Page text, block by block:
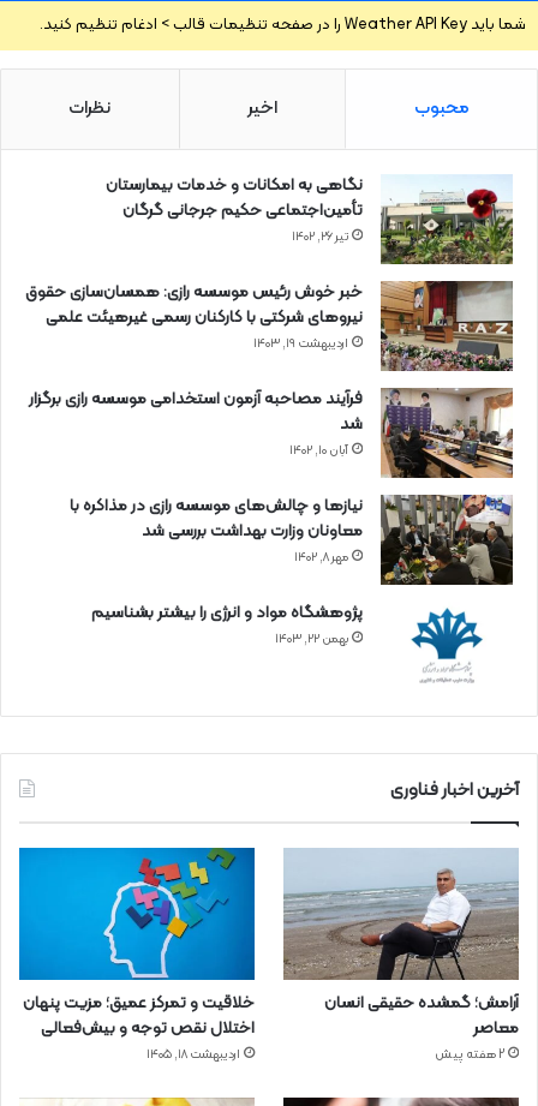
شما باید Weather API Key را در صفحه تنظیمات قالب > ادغام تنظیم کنید.
محبوب اخیر نظرات
نگاهی به امکانات و خدمات بیمارستان
تأمین‌اجتماعی حکیم جرجانی گرگان
تیر ۲۶, ۱۴۰۲
خبر خوش رئیس موسسه رازی: همسان‌سازی حقوق
نیروهای شرکتی با کارکنان رسمی غیرهیئت علمی
اردیبهشت ۱۹, ۱۴۰۳
فرآیند مصاحبه آزمون استخدامی موسسه رازی برگزار
شد
آبان ۱۰, ۱۴۰۲
نیازها و چالش‌های موسسه رازی در مذاکره با
معاونان وزارت بهداشت بررسی شد
مهر ۸, ۱۴۰۲
پژوهشگاه مواد و انرژی را بیشتر بشناسیم
بهمن ۲۲, ۱۴۰۳
آخرین اخبار فناوری
آرامش؛ گمشده حقیقی انسان
معاصر
2 هفته پیش
خلاقیت و تمرکز عمیق؛ مزیت پنهان
اختلال نقص توجه و بیش‌فعالی
اردیبهشت ۱۸, ۱۴۰۵